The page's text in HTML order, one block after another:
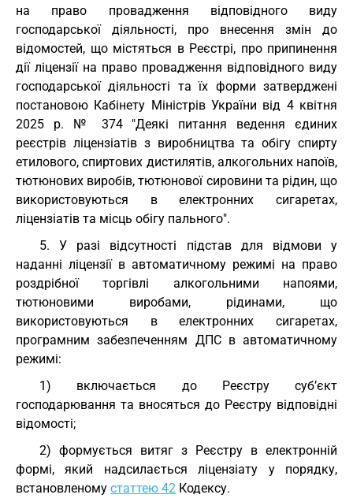
на право провадження відповідного виду
господарської діяльності, про внесення змін до
відомостей, що містяться в Реєстрі, про припинення
дії ліцензії на право провадження відповідного виду
господарської діяльності та їх форми затверджені
постановою Кабінету Міністрів України від 4 квітня
2025 р. № 374 "Деякі питання ведення єдиних
реєстрів ліцензіатів з виробництва та обігу спирту
етилового, спиртових дистилятів, алкогольних напоїв,
тютюнових виробів, тютюнової сировини та рідин, що
використовуються в електронних сигаретах,
ліцензіатів та місць обігу пального".
5. У разі відсутності підстав для відмови у
наданні ліцензії в автоматичному режимі на право
роздрібної торгівлі алкогольними напоями,
тютюновими виробами, рідинами, що
використовуються в електронних сигаретах,
програмним забезпеченням ДПС в автоматичному
режимі:
1) включається до Реєстру суб’єкт
господарювання та вносяться до Реєстру відповідні
відомості;
2) формується витяг з Реєстру в електронній
формі, який надсилається ліцензіату у порядку,
встановленому статтею 42 Кодексу.